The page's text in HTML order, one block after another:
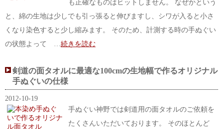
も正確なものはヒットしません。 なぜかという
と、綿の生地は少しでも引っ張ると伸びますし、シワが入ると小さ
くなり染色すると少し縮みます。 そのため、計測する時の手ぬぐい
の状態よって …続きを読む
剣道の面タオルに最適な100cmの生地幅で作るオリジナル
手ぬぐいの仕様
2012-10-19
手ぬぐい神野では剣道用の面タオルのご依頼を
たくさんいただいております。 そのほとんど